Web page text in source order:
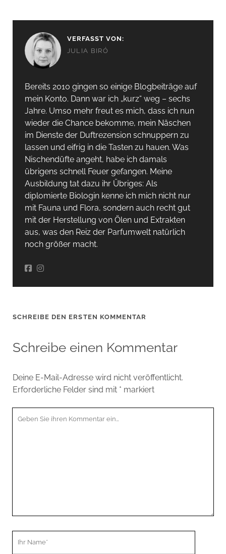
VERFASST VON:
JULIA BIRÓ
Bereits 2010 gingen so einige Blogbeiträge auf
mein Konto. Dann war ich „kurz“ weg – sechs
Jahre. Umso mehr freut es mich, dass ich nun
wieder die Chance bekomme, mein Näschen
im Dienste der Duftrezension schnuppern zu
lassen und eifrig in die Tasten zu hauen. Was
Nischendüfte angeht, habe ich damals
übrigens schnell Feuer gefangen. Meine
Ausbildung tat dazu ihr Übriges: Als
diplomierte Biologin kenne ich mich nicht nur
mit Fauna und Flora, sondern auch recht gut
mit der Herstellung von Ölen und Extrakten
aus, was den Reiz der Parfumwelt natürlich
noch größer macht.
SCHREIBE DEN ERSTEN KOMMENTAR
Schreibe einen Kommentar
Deine E-Mail-Adresse wird nicht veröffentlicht.
Erforderliche Felder sind mit * markiert